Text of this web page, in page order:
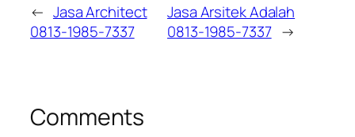
← Jasa Architect
0813-1985-7337
Jasa Arsitek Adalah
0813-1985-7337 →
Comments